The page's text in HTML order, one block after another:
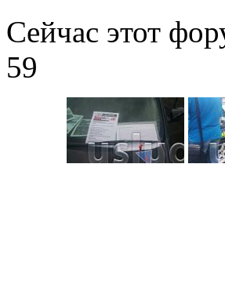
Сейчас этот
59